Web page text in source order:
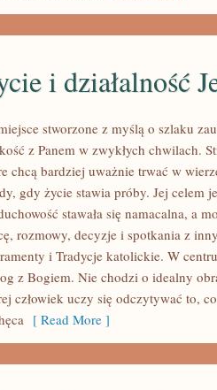
i działalność
stworzone z myślą o szlaku
z Panem w zwykłych chwilach.
chcą bardziej uważnie trwać w
gdy życie stawia próby. Jej celem
stawała się namacalna, a
rozmowy, decyzje i spotkania z
i Tradycje katolickie. W
z Bogiem. Nie chodzi o idealny
człowiek uczy się odczytywać to,
[ Read More ]